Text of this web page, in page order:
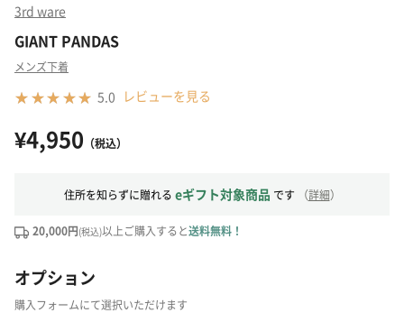
3rd ware
GIANT PANDAS
メンズ下着
5.0 レビューを見る
¥4,950 （税込）
住所を知らずに贈れる eギフト対象商品 です （詳細）
20,000円(税込)以上ご購入すると送料無料！
オプション
購入フォームにて選択いただけます